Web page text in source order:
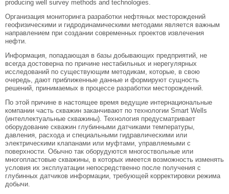
producing well survey methods and technologies.
Организация мониторинга разработки нефтяных месторождений
геофизическими и гидродинамическими методами является важным
направлением при создании современных проектов извлечения
нефти.
Информация, попадающая в базы добывающих предприятий, не
всегда достоверна по причине нестабильных и нерегулярных
исследований по существующим методикам, которые, в свою
очередь, дают приближенные данные и формируют сущность
решений, принимаемых в процессе разработки месторождений.
По этой причине в настоящее время ведущие интернациональные
компании часть скважин заканчивают по технологии Smart Wells
(интеллектуальные скважины). Технология предусматривает
оборудование скважин глубинными датчиками температуры,
давления, расхода и специальными гидравлическими или
электрическими клапанами или муфтами, управляемыми с
поверхности. Обычно так оборудуются многоствольные или
многопластовые скважины, в которых имеется возможность изменять
условия их эксплуатации непосредственно после получения с
глубинных датчиков информации, требующей корректировки режима
добычи.